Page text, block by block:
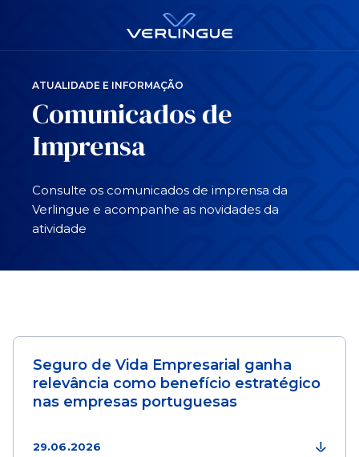
ATUALIDADE E INFORMAÇÃO
Comunicados de
Imprensa
Consulte os comunicados de imprensa da
Verlingue e acompanhe as novidades da
atividade
Seguro de Vida Empresarial ganha
relevância como benefício estratégico
nas empresas portuguesas
29.06.2026